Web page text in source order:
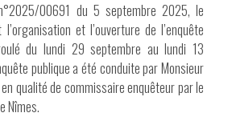
00691 du 5 septembre 2025, le
et l’ouverture de l’enquête
du lundi 29 septembre au lundi 13
publique a été conduite par Monsieur
qualité de commissaire enquêteur par le
Nîmes.